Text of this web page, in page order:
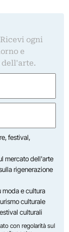
ogni
e
dell'arte.
festival,
mercato dell'arte
rigenerazione
moda e cultura
culturale
culturali
con regolarità sul